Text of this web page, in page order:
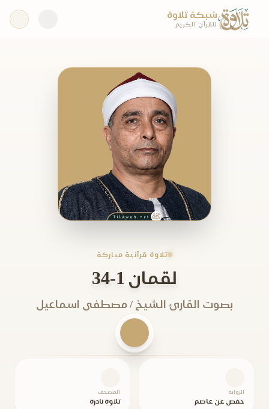
شبكة تلاوة
للقرآن الكريم
تلاوة قرآنية مباركة
لقمان 1-34
بصوت القارئ الشيخ / مصطفى اسماعيل
الرواية
حفص عن عاصم
المصحف
تلاوة نادرة